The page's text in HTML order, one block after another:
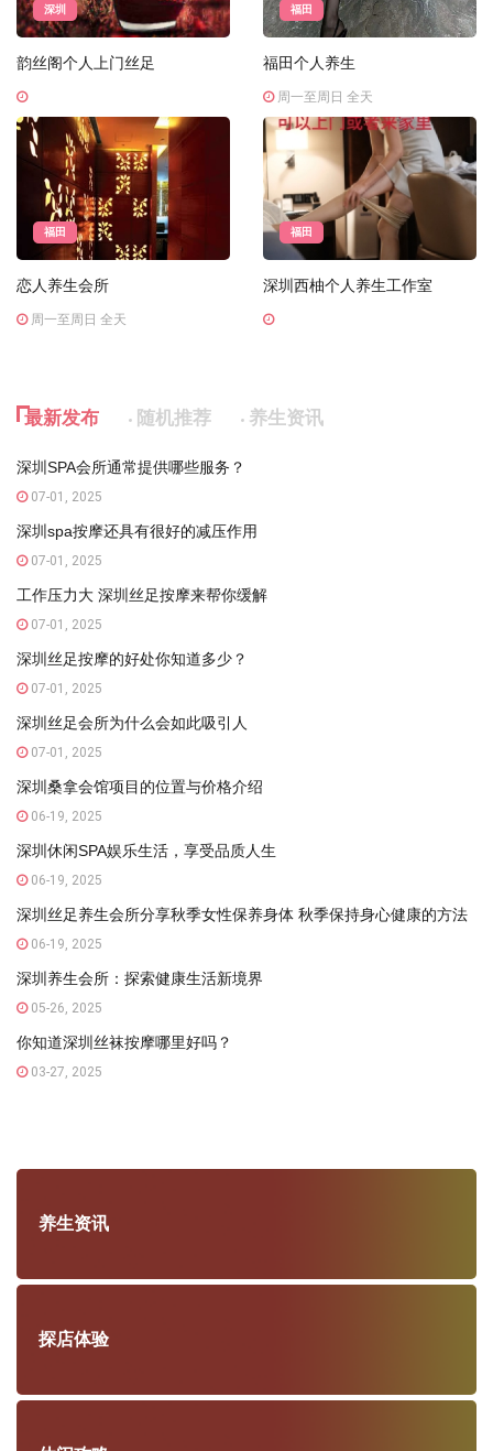
深圳
韵丝阁个人上门丝足
福田
福田个人养生
周一至周日 全天
福田
恋人养生会所
周一至周日 全天
福田
深圳西柚个人养生工作室
最新发布 随机推荐 养生资讯
深圳SPA会所通常提供哪些服务？
07-01, 2025
深圳spa按摩还具有很好的减压作用
07-01, 2025
工作压力大 深圳丝足按摩来帮你缓解
07-01, 2025
深圳丝足按摩的好处你知道多少？
07-01, 2025
深圳丝足会所为什么会如此吸引人
07-01, 2025
深圳桑拿会馆项目的位置与价格介绍
06-19, 2025
深圳休闲SPA娱乐生活，享受品质人生
06-19, 2025
深圳丝足养生会所分享秋季女性保养身体 秋季保持身心健康的方法
06-19, 2025
深圳养生会所：探索健康生活新境界
05-26, 2025
你知道深圳丝袜按摩哪里好吗？
03-27, 2025
养生资讯
探店体验